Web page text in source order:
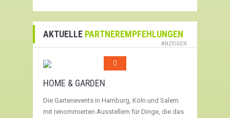
AKTUELLE PARTNEREMPFEHLUNGEN
ANZEIGEN
HOME & GARDEN
Die Gartenevents in Hamburg, Köln und Salem
mit renommierten Ausstellern für Dinge, die das